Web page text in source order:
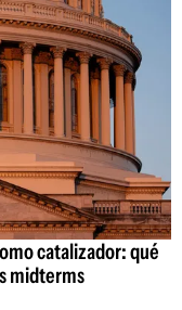
catalizador: qué
midterms